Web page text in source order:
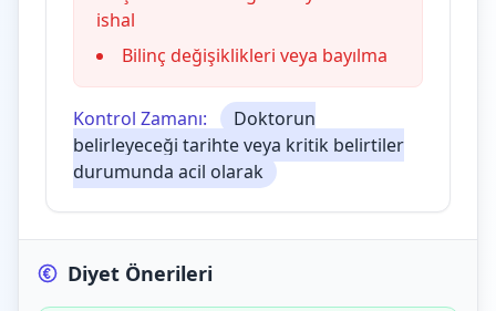
ishal
Bilinç değişiklikleri veya bayılma
Kontrol Zamanı:
Doktorun
belirleyeceği tarihte veya kritik belirtiler
durumunda acil olarak
Diyet Önerileri